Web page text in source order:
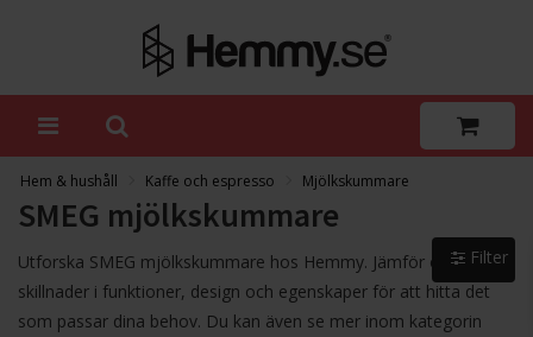
Hem & hushåll Kaffe och espresso Mjölkskummare
SMEG mjölkskummare
Utforska SMEG mjölkskummare hos Hemmy. Jämför och se
skillnader i funktioner, design och egenskaper för att hitta det
som passar dina behov. Du kan även se mer inom kategorin
Filter